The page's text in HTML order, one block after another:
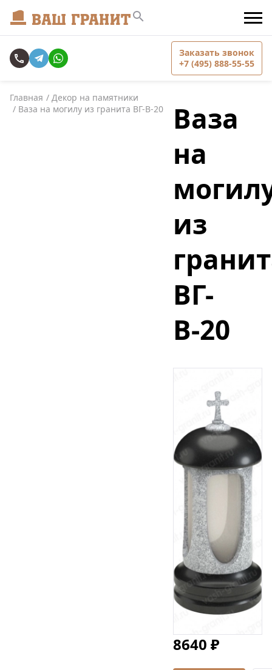
Заказать звонок
+7 (495) 888-55-55
Главная
Декор на памятники
Ваза на могилу из гранита ВГ-В-20
Ваза
на
из
ВГ-
В-20
8640 ₽